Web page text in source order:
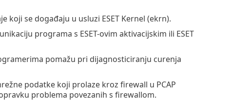
koji se događaju u usluzi ESET Kernel (ekrn).
programa s ESET-ovim aktivacijskim ili ESET
pomažu pri dijagnosticiranju curenja
podatke koji prolaze kroz firewall u PCAP
problema povezanih s firewallom.